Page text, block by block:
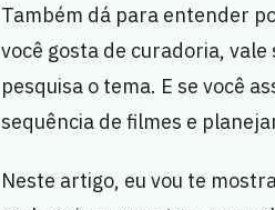
Também dá para entender
você gosta de curadoria,
pesquisa o tema. E se você
sequência de filmes e
Neste artigo, eu vou te